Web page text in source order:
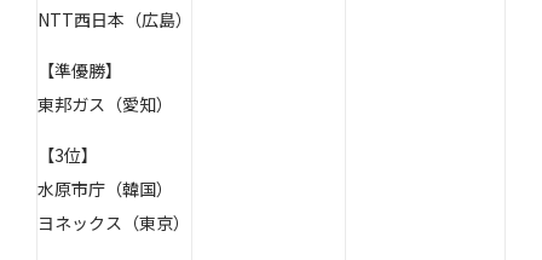
NTT西日本（広島）
【準優勝】
東邦ガス（愛知）
【3位】
水原市庁（韓国）
ヨネックス（東京）